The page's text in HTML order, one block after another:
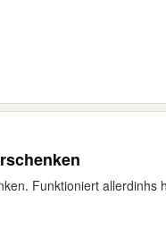
Funktioniert allerdinhs